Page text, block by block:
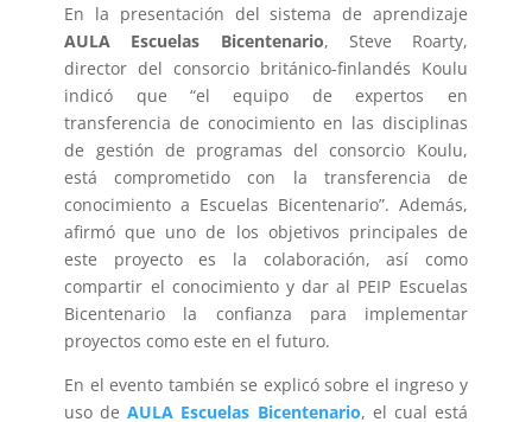
En la presentación del sistema de aprendizaje
AULA Escuelas Bicentenario, Steve Roarty,
director del consorcio británico-finlandés Koulu
indicó que “el equipo de expertos en
transferencia de conocimiento en las disciplinas
de gestión de programas del consorcio Koulu,
está comprometido con la transferencia de
conocimiento a Escuelas Bicentenario”. Además,
afirmó que uno de los objetivos principales de
este proyecto es la colaboración, así como
compartir el conocimiento y dar al PEIP Escuelas
Bicentenario la confianza para implementar
proyectos como este en el futuro.
En el evento también se explicó sobre el ingreso y
uso deAULA Escuelas Bicentenario, el cual está